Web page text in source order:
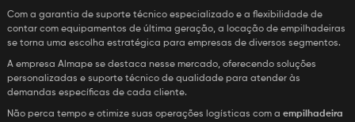
Com a garantia de suporte técnico especializado e a flexibilidade de
contar com equipamentos de última geração, a locação de empilhadeiras
se torna uma escolha estratégica para empresas de diversos segmentos.
A empresa Almape se destaca nesse mercado, oferecendo soluções
personalizadas e suporte técnico de qualidade para atender às
demandas específicas de cada cliente.
Não perca tempo e otimize suas operações logísticas com a empilhadeira